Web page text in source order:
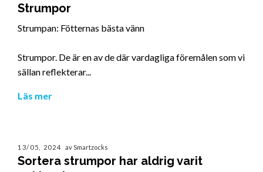
Strumpor
Strumpan: Fötternas bästa vänn
Strumpor. De är en av de där vardagliga föremålen som vi
sällan reflekterar...
Läs mer
13/05, 2024 av Smartzocks
Sortera strumpor har aldrig varit